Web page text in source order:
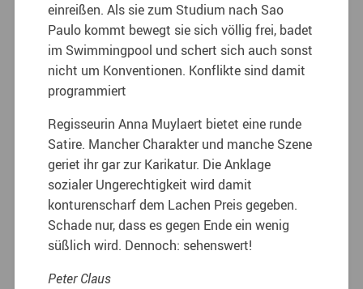
einreißen. Als sie zum Studium nach Sao
Paulo kommt bewegt sie sich völlig frei, badet
im Swimmingpool und schert sich auch sonst
nicht um Konventionen. Konflikte sind damit
programmiert
Regisseurin Anna Muylaert bietet eine runde
Satire. Mancher Charakter und manche Szene
geriet ihr gar zur Karikatur. Die Anklage
sozialer Ungerechtigkeit wird damit
konturenscharf dem Lachen Preis gegeben.
Schade nur, dass es gegen Ende ein wenig
süßlich wird. Dennoch: sehenswert!
Peter Claus